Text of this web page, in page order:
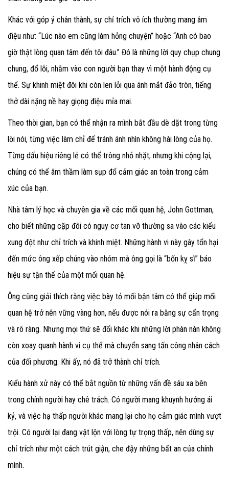
Khác với góp ý chân thành, sự chỉ trích vô ích thường mang âm
điệu như: “Lúc nào em cũng làm hỏng chuyện” hoặc “Anh có bao
giờ thật lòng quan tâm đến tôi đâu.” Đó là những lời quy chụp chung
chung, đổ lỗi, nhắm vào con người bạn thay vì một hành động cụ
thể. Sự khinh miệt đôi khi còn len lỏi qua ánh mắt đảo tròn, tiếng
thở dài nặng nề hay giọng điệu mỉa mai.
Theo thời gian, bạn có thể nhận ra mình bắt đầu dè dặt trong từng
lời nói, từng việc làm chỉ để tránh ánh nhìn không hài lòng của họ.
Từng dấu hiệu riêng lẻ có thể trông nhỏ nhặt, nhưng khi cộng lại,
chúng có thể âm thầm làm sụp đổ cảm giác an toàn trong cảm
xúc của bạn.
Nhà tâm lý học và chuyên gia về các mối quan hệ, John Gottman,
cho biết những cặp đôi có nguy cơ tan vỡ thường sa vào các kiểu
xung đột như chỉ trích và khinh miệt. Những hành vi này gây tổn hại
đến mức ông xếp chúng vào nhóm mà ông gọi là “bốn kỵ sĩ” báo
hiệu sự tận thế của một mối quan hệ.
Ông cũng giải thích rằng việc bày tỏ mối bận tâm có thể giúp mối
quan hệ trở nên vững vàng hơn, nếu được nói ra bằng sự cẩn trọng
và rõ ràng. Nhưng mọi thứ sẽ đổi khác khi những lời phàn nàn không
còn xoay quanh hành vi cụ thể mà chuyển sang tấn công nhân cách
của đối phương. Khi ấy, nó đã trở thành chỉ trích.
Kiểu hành xử này có thể bắt nguồn từ những vấn đề sâu xa bên
trong chính người hay chê trách. Có người mang khuynh hướng ái
kỷ, và việc hạ thấp người khác mang lại cho họ cảm giác mình vượt
trội. Có người lại đang vật lộn với lòng tự trọng thấp, nên dùng sự
chỉ trích như một cách trút giận, che đậy những bất an của chính
mình.